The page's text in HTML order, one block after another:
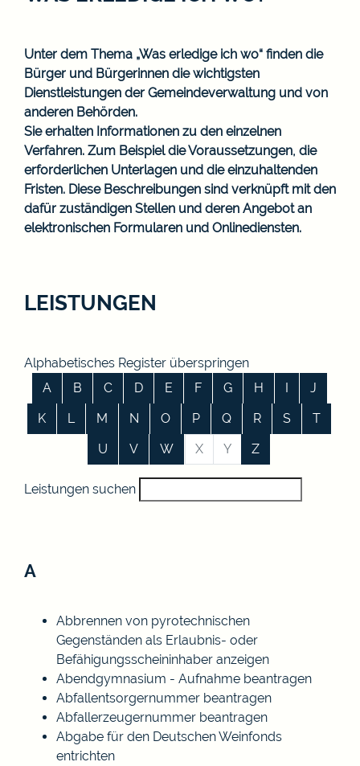
Unter dem Thema „Was erledige ich wo“ finden die
Bürger und Bürgerinnen die wichtigsten
Dienstleistungen der Gemeindeverwaltung und von
anderen Behörden.
Sie erhalten Informationen zu den einzelnen
Verfahren. Zum Beispiel die Voraussetzungen, die
erforderlichen Unterlagen und die einzuhaltenden
Fristen. Diese Beschreibungen sind verknüpft mit den
dafür zuständigen Stellen und deren Angebot an
elektronischen Formularen und Onlinediensten.
LEISTUNGEN
Alphabetisches Register überspringen
A
B C D E F G H I
J
K
L M N O P Q R S
T
U
V W X Y Z
Leistungen suchen
A
Abbrennen von pyrotechnischen
Gegenständen als Erlaubnis- oder
Befähigungsscheininhaber anzeigen
Abendgymnasium - Aufnahme beantragen
Abfallentsorgernummer beantragen
Abfallerzeugernummer beantragen
Abgabe für den Deutschen Weinfonds
entrichten